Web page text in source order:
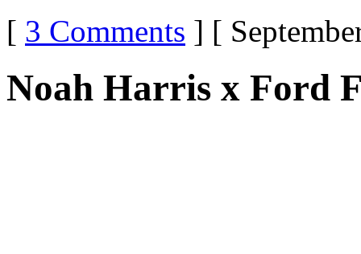
[ 3 Comments ] [
Noah Harris x Ford